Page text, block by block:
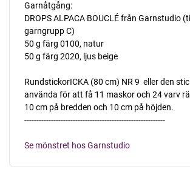
Garnåtgång:
DROPS ALPACA BOUCLÉ från Garnstudio
garngrupp C)
50 g färg 0100, natur
50 g färg 2020, ljus beige
RundstickorICKA (80 cm) NR 9  eller den
använda för att få 11 maskor och 24 varv
10 cm på bredden och 10 cm på höjden.
----------------------------------------------------------
Se mönstret hos Garnstudio